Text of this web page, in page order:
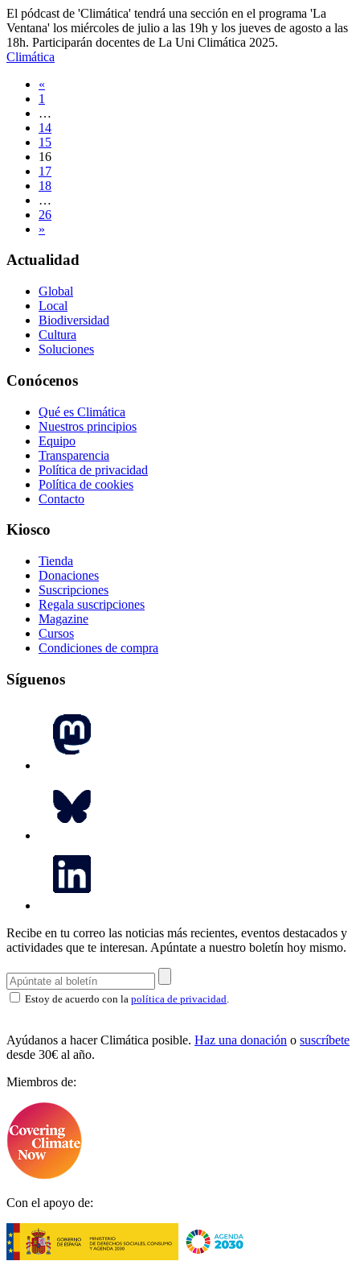
El pódcast de 'Climática' tendrá una sección en el programa 'La
Ventana' los miércoles de julio a las 19h y los jueves de agosto a las
18h. Participarán docentes de La Uni Climática 2025.
Climática
Navegación
entradas
«
1
…
14
15
16
17
18
…
26
»
Actualidad
Global
Local
Biodiversidad
Cultura
Soluciones
Conócenos
Qué es Climática
Nuestros principios
Equipo
Transparencia
Política de privacidad
Política de cookies
Contacto
Kiosco
Tienda
Donaciones
Suscripciones
Regala suscripciones
Magazine
Cursos
Condiciones de compra
Síguenos
Recibe en tu correo las noticias más recientes, eventos destacados y
actividades que te interesan. Apúntate a nuestro boletín hoy mismo.
Estoy de acuerdo con la política de privacidad.
Ayúdanos a hacer Climática posible. Haz una donación o suscríbete
desde 30€ al año.
Miembros de:
Con el apoyo de: